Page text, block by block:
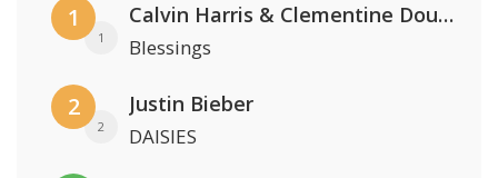
1
1
Calvin Harris & Clementine Douglas
Blessings
2
2
Justin Bieber
DAISIES